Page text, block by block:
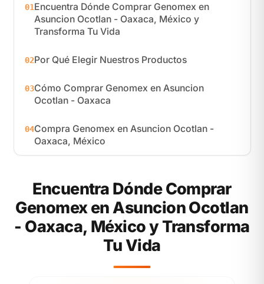
01Encuentra Dónde Comprar Genomex en
Asuncion Ocotlan - Oaxaca, México y
Transforma Tu Vida
02Por Qué Elegir Nuestros Productos
03Cómo Comprar Genomex en Asuncion
Ocotlan - Oaxaca
04Compra Genomex en Asuncion Ocotlan -
Oaxaca, México
Encuentra Dónde Comprar
Genomex en Asuncion Ocotlan
- Oaxaca, México y Transforma
Tu Vida